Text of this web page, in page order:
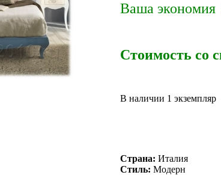
Ваша экономия
Стоимость со
В наличии 1 экземпляр
Страна: Италия
Стиль: Модерн